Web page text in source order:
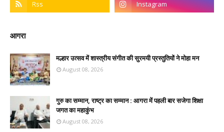
आगरा
मल्हार उत्सव में शास्त्रीय संगीत की सुरमयी प्रस्तुतियों ने मोहा मन
August 08, 2026
गुरु का सम्मान, राष्ट्र का सम्मान : आगरा में पहली बार सजेगा शिक्षा
जगत का महाकुंभ
August 08, 2026